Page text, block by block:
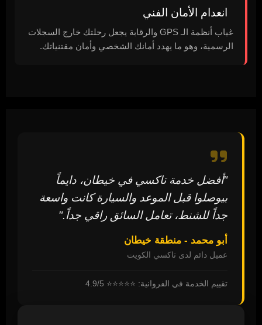
انعدام الأمان الفني
غياب أنظمة الـ GPS والرقابة يجعل رحلتك خارج السجلات
الرسمية، وهو ما يهدد أمانك الشخصي وأمان مقتنياتك.
"أفضل خدمة تاكسي في خيطان، دايماً
بيوصلوا قبل الموعد والسيارة كانت واسعة
جداً للشنط، تعامل السائق راقي جداً."
أبو محمد - منطقة خيطان
عميل دائم لدى تاكسي الكويت
تقييم الخدمة في الفروانية: ⭐⭐⭐⭐⭐ 4.9/5